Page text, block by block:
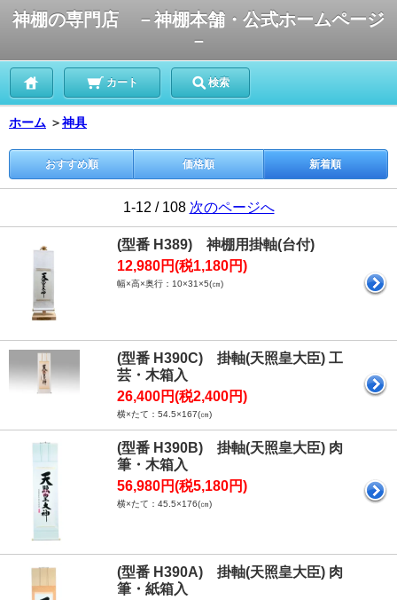
神棚の専門店 －神棚本舗・公式ホームページ
－
カート 検索
ホーム ＞神具
おすすめ順 価格順 新着順
1-12 / 108 次のページへ
(型番 H389) 神棚用掛軸(台付)
12,980円(税1,180円)
幅×高×奥行：10×31×5(㎝)
(型番 H390C) 掛軸(天照皇大臣) 工
芸・木箱入
26,400円(税2,400円)
横×たて：54.5×167(㎝)
(型番 H390B) 掛軸(天照皇大臣) 肉
筆・木箱入
56,980円(税5,180円)
横×たて：45.5×176(㎝)
(型番 H390A) 掛軸(天照皇大臣) 肉
筆・紙箱入